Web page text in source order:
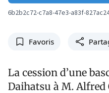
6b2b2c72-c7a8-47e3-a83f-
Favoris
La cession d’une
Daihatsu à M. Alfred